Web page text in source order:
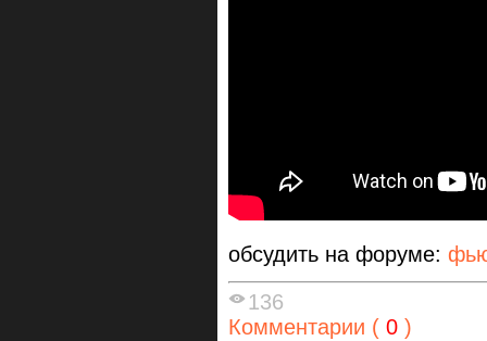
обсудить на форуме:
136
Комментарии ( 0 )